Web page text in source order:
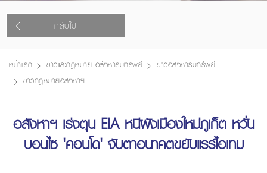
กลับไป
หน้าแรก ข่าวและกฎหมาย อสังหาริมทรัพย์
ข่าวอสังหาริมทรัพย์
ข่าวกฎหมายอสังหาฯ
อสังหาฯ เร่งตุน EIA หนีผังเมืองใหม่ภูเก็ต หวั่น
บอนไซ 'คอนโด' จับตาอนาคตขยับแรร์ไอเทม